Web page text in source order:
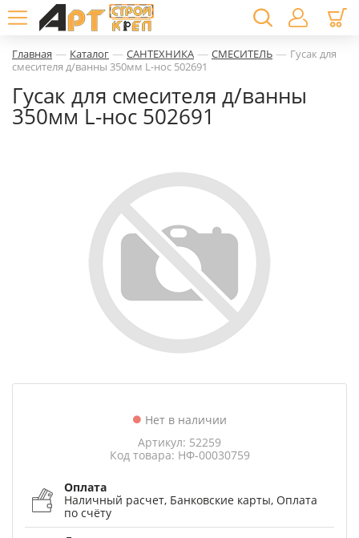
Главная — Каталог — САНТЕХНИКА — СМЕСИТЕЛЬ — Гусак для
смесителя д/ванны 350мм L-нос 502691
Гусак для смесителя д/ванны
350мм L-нос 502691
Нет в наличии
Артикул: 52259
Код товара: НФ-00030759
Оплата
Наличный расчет, Банковские карты, Оплата
по счёту